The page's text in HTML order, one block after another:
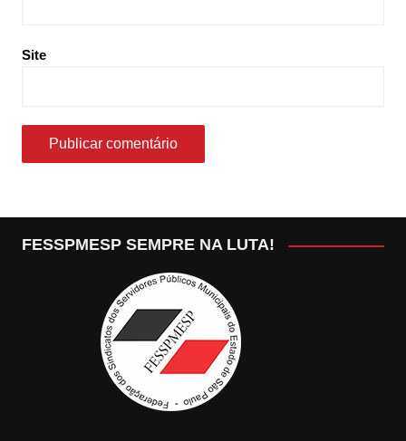
Site
FESSPMESP SEMPRE NA LUTA!